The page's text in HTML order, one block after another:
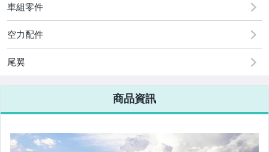
手機、配件與通訊
美容保養與彩妝
電腦、平板與周邊
相機、攝影與周邊
嬰幼兒與孕婦
車組零件
空力配件
尾翼
商品資訊